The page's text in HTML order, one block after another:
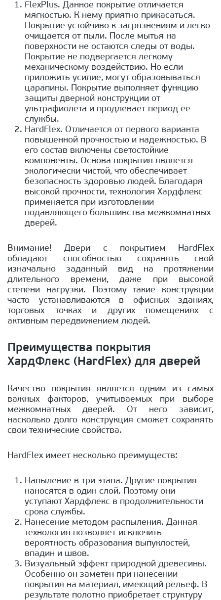
FlexPlus. Данное покрытие отличается
мягкостью. К нему приятно прикасаться.
Покрытие устойчиво к загрязнениям и легко
очищается от пыли. После мытья на
поверхности не остаются следы от воды.
Покрытие не подвергается легкому
механическому воздействию. Но если
приложить усилие, могут образовываться
царапины. Покрытие выполняет функцию
защиты дверной конструкции от
ультрафиолета и продлевает период ее
службы.
HardFlex. Отличается от первого варианта
повышенной прочностью и надежностью. В
его состав включены светостойкие
компоненты. Основа покрытия является
экологически чистой, что обеспечивает
безопасность здоровью людей. Благодаря
высокой прочности, технология Хардфлекс
применяется при изготовлении
подавляющего большинства межкомнатных
дверей.
Внимание! Двери с покрытием HardFlex
обладают способностью сохранять свой
изначально заданный вид на протяжении
длительного времени, даже при высокой
степени нагрузки. Поэтому такие конструкции
часто устанавливаются в офисных зданиях,
торговых точках и других помещениях с
активным передвижением людей.
Преимущества покрытия
ХардФлекс (HardFlex) для дверей
Качество покрытия является одним из самых
важных факторов, учитываемых при выборе
межкомнатных дверей. От него зависит,
насколько долго конструкция сможет сохранять
свои технические свойства.
HardFlex имеет несколько преимуществ:
Напыление в три этапа. Другие покрытия
наносятся в один слой. Поэтому они
уступают Хардфлекс в продолжительности
срока службы.
Нанесение методом распыления. Данная
технология позволяет исключить
вероятность образования выпуклостей,
впадин и швов.
Визуальный эффект природной древесины.
Особенно он заметен при нанесении
покрытия на материал, имеющий рельеф. В
результате полотно приобретает структуру